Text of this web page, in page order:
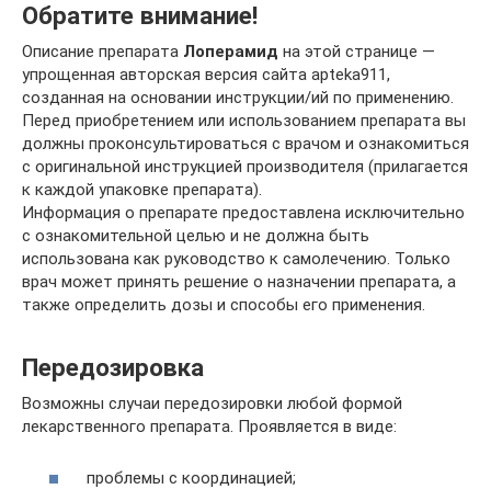
Обратите внимание!
Описание препарата Лоперамид на этой странице —
упрощенная авторская версия сайта apteka911,
созданная на основании инструкции/ий по применению.
Перед приобретением или использованием препарата вы
должны проконсультироваться с врачом и ознакомиться
с оригинальной инструкцией производителя (прилагается
к каждой упаковке препарата).
Информация о препарате предоставлена исключительно
с ознакомительной целью и не должна быть
использована как руководство к самолечению. Только
врач может принять решение о назначении препарата, а
также определить дозы и способы его применения.
Передозировка
Возможны случаи передозировки любой формой
лекарственного препарата. Проявляется в виде:
проблемы с координацией;